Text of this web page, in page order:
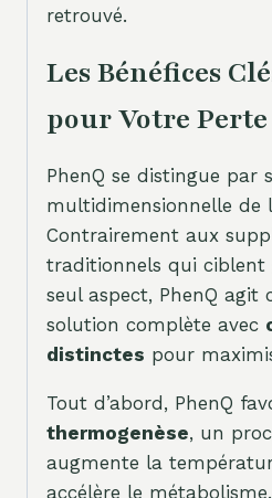
retrouvé.
Les Bénéfices
pour Votre Perte
PhenQ se distingue par
multidimensionnelle de
Contrairement aux
traditionnels qui ciblent
seul aspect, PhenQ agit
solution complète avec
distinctes pour
Tout d’abord, PhenQ
thermogenèse, un
augmente la
accélère le